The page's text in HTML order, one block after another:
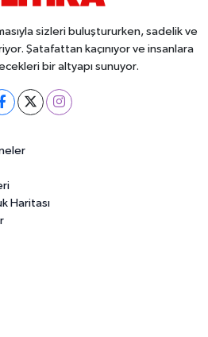
sizleri buluştururken, sadelik ve
Şatafattan kaçınıyor ve insanlara
bir altyapı sunuyor.
Haritası